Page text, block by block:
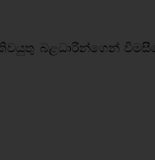
බළධාරින්ගෙන්